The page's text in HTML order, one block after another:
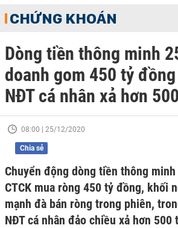
CHỨNG KHOÁN
Dòng tiền thông minh
doanh gom 450 tỷ
NĐT cá nhân xả hơn
08:00 | 25/12/2020
Chia sẻ
Chuyển động dòng tiền thông
CTCK mua ròng 450 tỷ đồng, khối
mạnh đà bán ròng trong phiên,
NĐT cá nhân đảo chiều xả hơn 500